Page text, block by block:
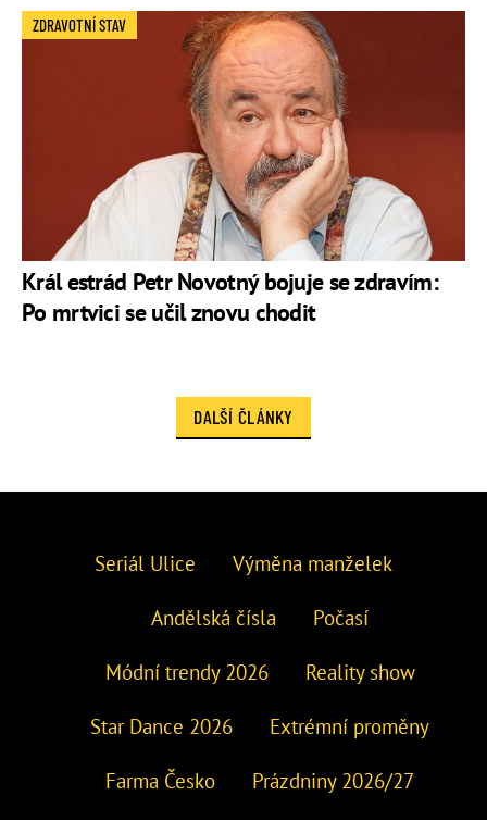
Král estrád Petr Novotný bojuje se zdravím:
Po mrtvici se učil znovu chodit
ZDRAVOTNÍ STAV
DALŠÍ ČLÁNKY
Seriál Ulice Výměna manželek
Andělská čísla Počasí
Módní trendy 2026 Reality show
Star Dance 2026 Extrémní proměny
Farma Česko Prázdniny 2026/27